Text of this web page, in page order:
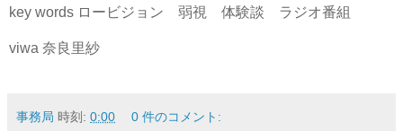
key words ロービジョン 弱視 体験談 ラジオ番組
viwa 奈良里紗
事務局 時刻: 0:00 0 件のコメント: